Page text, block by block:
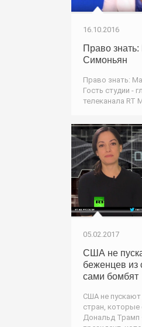
16.10.2016
Право
Симоньян
Право знать:
Гость студии -
телеканала RT
05.02.2017
США не
беженцев из
сами бомбят
США не пускают
стран, которые
Дональд Трамп